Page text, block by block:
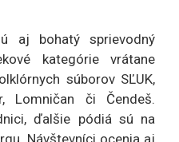
aj bohatý sprievodný
kategórie vrátane
súborov SĽUK,
Lomničan či Čendeš.
ďalšie pódiá sú na
Návštevníci ocenia aj